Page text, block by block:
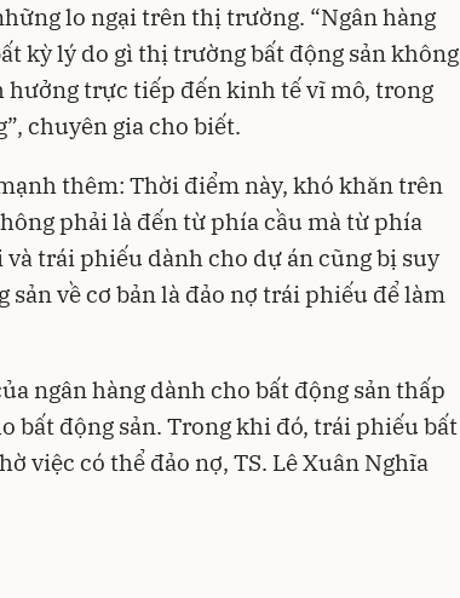
lo ngại trên thị trường. “Ngân hàng
kỳ lý do gì thị trường bất động sản không
hưởng trực tiếp đến kinh tế vĩ mô, trong
chuyên gia cho biết.
thêm: Thời điểm này, khó khăn trên
phải là đến từ phía cầu mà từ phía
trái phiếu dành cho dự án cũng bị suy
về cơ bản là đảo nợ trái phiếu để làm
ngân hàng dành cho bất động sản thấp
bất động sản. Trong khi đó, trái phiếu bất
việc có thể đảo nợ, TS. Lê Xuân Nghĩa